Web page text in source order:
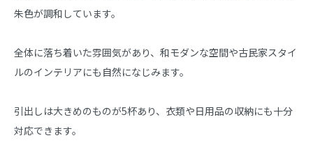
朱色が調和しています。
全体に落ち着いた雰囲気があり、和モダンな空間や古民家スタイ
ルのインテリアにも自然になじみます。
引出しは大きめのものが5杯あり、衣類や日用品の収納にも十分
対応できます。